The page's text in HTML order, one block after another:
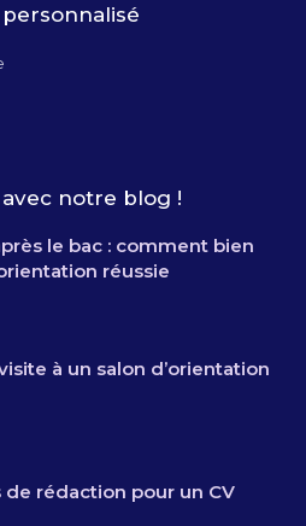
notre blog !
le bac : comment bien
réussie
à un salon d’orientation
rédaction pour un CV